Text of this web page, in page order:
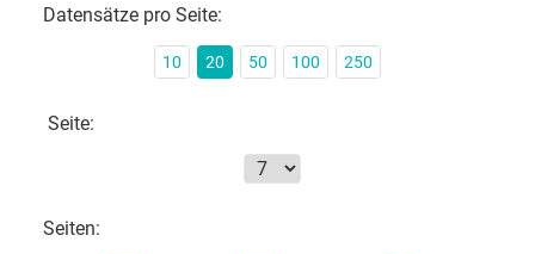
Datensätze pro Seite:
10 20 50 100 250
Seite:
Seiten: